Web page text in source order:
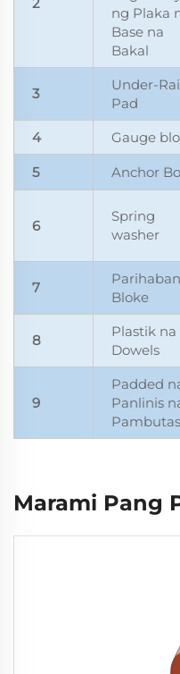
ng Plaka
Base na
Bakal
3
Under-
Pad
4 Gauge
5 Anchor
6
Spring
washer
7
Bloke
8
Plastik na
Dowels
9
Padded
Panlinis
Pambutas
Marami Pang